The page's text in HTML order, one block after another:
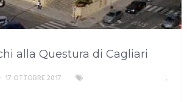
alla Questura di Cagliari
17 OTTOBRE 2017
,